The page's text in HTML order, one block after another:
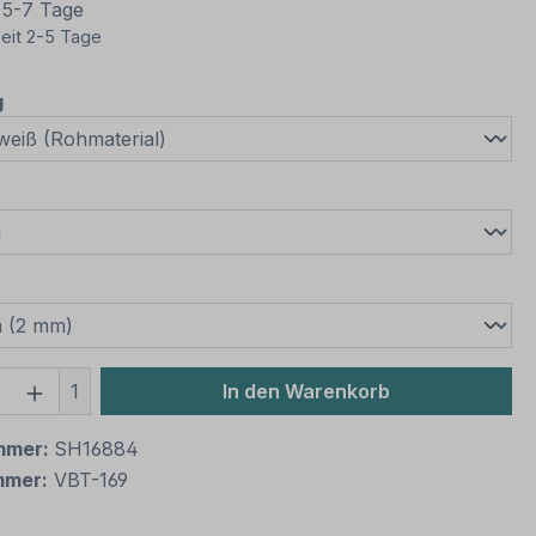
7 Tage
2-5 Tage
auswählen
Anzahl: Gib den gewünschten Wert
1 In den Warenkorb
SH16884
VBT-169